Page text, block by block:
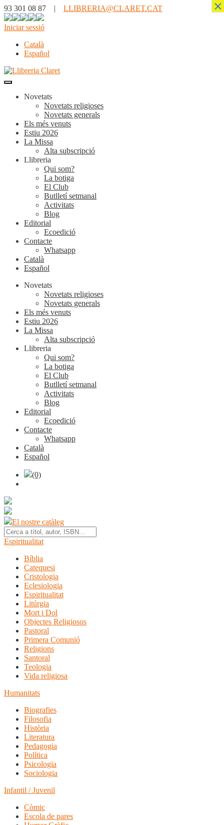
93 301 08 87 | LLIBRERIA@CLARET.CAT
Iniciar sessió
Català
Español
Novetats
Novetats religioses
Novetats generals
Els més venuts
Estiu 2026
La Missa
Alta subscripció
Llibreria
Qui som?
La botiga
El Club
Butlletí setmanal
Activitats
Blog
Editorial
Ecoedició
Contacte
Whatsapp
Català
Español
Novetats
Novetats religioses
Novetats generals
Els més venuts
Estiu 2026
La Missa
Alta subscripció
Llibreria
Qui som?
La botiga
El Club
Butlletí setmanal
Activitats
Blog
Editorial
Ecoedició
Contacte
Whatsapp
Català
Español
(0)
El nostre catàleg
Espiritualitat
Bíblia
Catequesi
Cristologia
Eclesiologia
Espiritualitat
Litúrgia
Mort i Dol
Objectes Religiosos
Pastoral
Primera Comunió
Religions
Santoral
Teologia
Vida religiosa
Humanitats
Biografies
Filosofia
Història
Literatura
Pedagogia
Política
Psicologia
Sociologia
Infantil / Juvenil
Còmic
Escola de pares
×